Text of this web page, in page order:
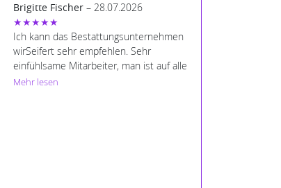
Brigitte Fischer– 28.07.2026
★★★★★
Ich kann das Bestattungsunternehmen
wirSeifert sehr empfehlen. Sehr
einfühlsame Mitarbeiter, man ist auf alle
unsere Wünsche eingegangen und wir
Mehr lesen